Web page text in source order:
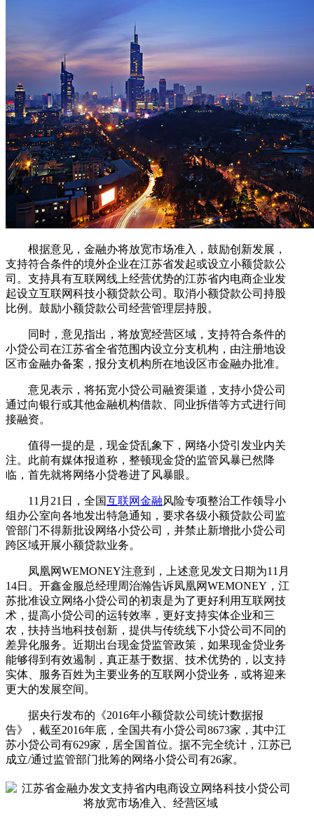
根据意见，金融办将放宽市场准入，鼓励创新发展，
支持符合条件的境外企业在江苏省发起或设立小额贷款公
司。支持具有互联网线上经营优势的江苏省内电商企业发
起设立互联网科技小额贷款公司。取消小额贷款公司持股
比例。鼓励小额贷款公司经营管理层持股。
同时，意见指出，将放宽经营区域，支持符合条件的
小贷公司在江苏省全省范围内设立分支机构，由注册地设
区市金融办备案，报分支机构所在地设区市金融办批准。
意见表示，将拓宽小贷公司融资渠道，支持小贷公司
通过向银行或其他金融机构借款、同业拆借等方式进行间
接融资。
值得一提的是，现金贷乱象下，网络小贷引发业内关
注。此前有媒体报道称，整顿现金贷的监管风暴已然降
临，首先就将网络小贷卷进了风暴眼。
11月21日，全国互联网金融风险专项整治工作领导小
组办公室向各地发出特急通知，要求各级小额贷款公司监
管部门不得新批设网络小贷公司，并禁止新增批小贷公司
跨区域开展小额贷款业务。
凤凰网WEMONEY注意到，上述意见发文日期为11月
14日。开鑫金服总经理周治瀚告诉凤凰网WEMONEY，江
苏批准设立网络小贷公司的初衷是为了更好利用互联网技
术，提高小贷公司的运转效率，更好支持实体企业和三
农，扶持当地科技创新，提供与传统线下小贷公司不同的
差异化服务。近期出台现金贷监管政策，如果现金贷业务
能够得到有效遏制，真正基于数据、技术优势的，以支持
实体、服务百姓为主要业务的互联网小贷业务，或将迎来
更大的发展空间。
据央行发布的《2016年小额贷款公司统计数据报
告》，截至2016年底，全国共有小贷公司8673家，其中江
苏小贷公司有629家，居全国首位。据不完全统计，江苏已
成立/通过监管部门批筹的网络小贷公司有26家。